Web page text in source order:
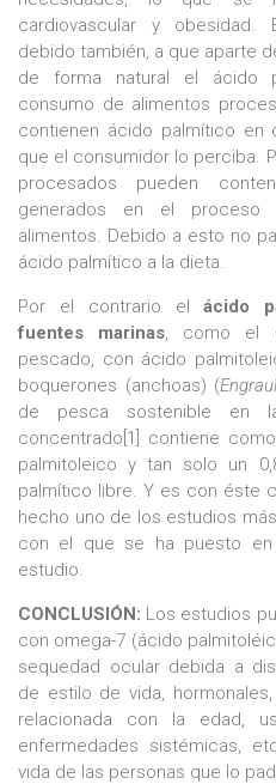
cardiovascular y obesidad.
debido también, a que aparte
de forma natural el ácido
consumo de alimentos
contienen ácido palmítico en
que el consumidor lo perciba.
procesados pueden
generados en el proceso
alimentos. Debido a esto no
ácido palmítico a la dieta.
​​​​​​​Por el contrario elácido
fuentes marinas, como el
pescado, con ácido
boquerones (anchoas) (
de pesca sostenible en
concentrado[1] contiene
palmitoleico y tan solo un
palmítico libre. Y es con éste
hecho uno de los estudios
con el que se ha puesto en
estudio.
CONCLUSIÓN: Los estudios
con omega-7 (ácido
sequedad ocular debida a
de estilo de vida,
relacionada con la edad,
enfermedades sistémicas,
vida de las personas que lo